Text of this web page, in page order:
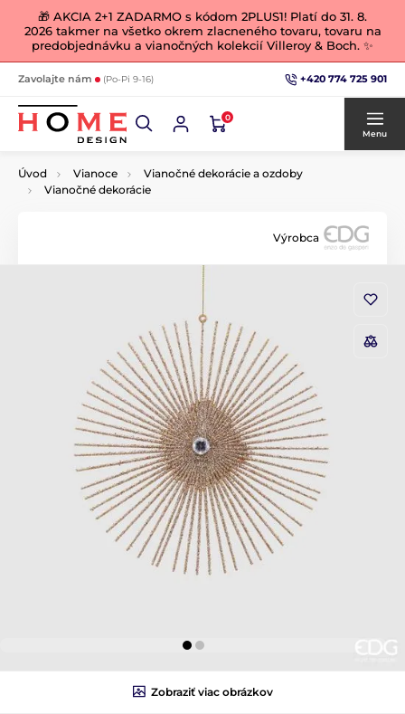
🎁 AKCIA 2+1 ZADARMO s kódom 2PLUS1! Platí do 31. 8.
2026 takmer na všetko okrem zlacneného tovaru, tovaru na
predobjednávku a vianočných kolekcií Villeroy & Boch. ✨
Zavolajte nám (Po-Pi 9-16) +420 774 725 901
0
Menu
Úvod Vianoce
Vianočné dekorácie a ozdoby
Vianočné dekorácie
Výrobca
Zobraziť viac obrázkov